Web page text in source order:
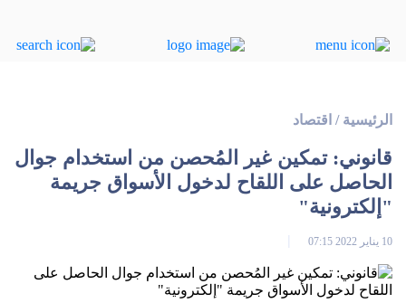
الرئيسية / اقتصاد
قانوني: تمكين غير المُحصن من استخدام جوال
الحاصل على اللقاح لدخول الأسواق جريمة
"إلكترونية"
10 يناير 2022 07:15